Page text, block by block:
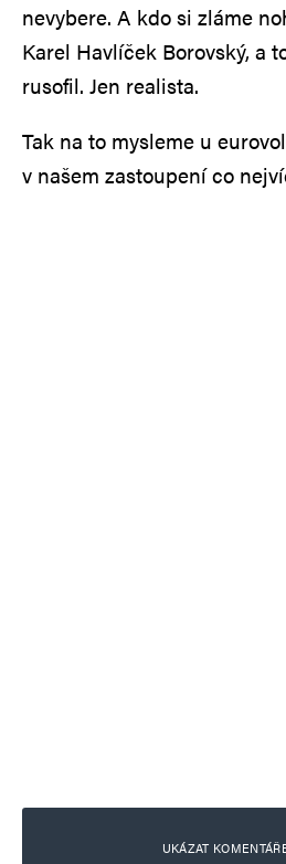
nevybere. A kdo si zláme
Karel Havlíček Borovský, a
rusofil. Jen realista.
Tak na to mysleme u
v našem zastoupení co
UKÁZAT